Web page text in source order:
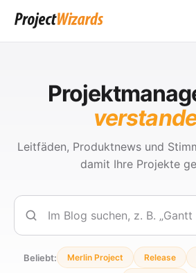
Leitfäden, Produktnews und
damit Ihre Projekte
Suchen
Beliebt: Merlin Project Release